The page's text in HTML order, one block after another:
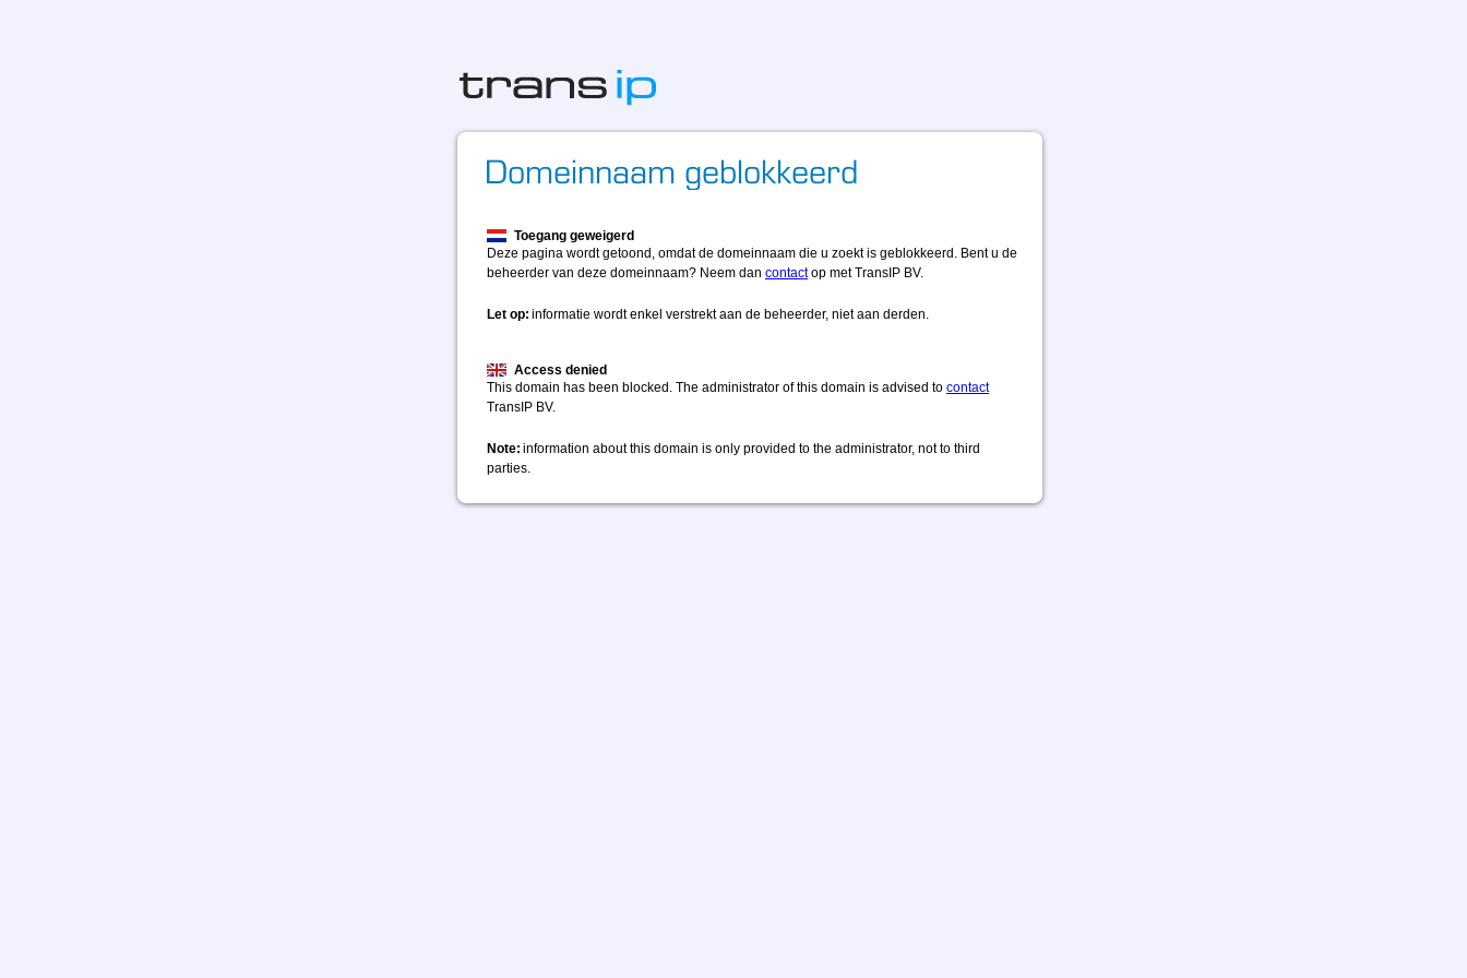
Toegang geweigerd
Deze pagina wordt getoond, omdat de domeinnaam die u zoekt is geblokkeerd. Bent u de
beheerder van deze domeinnaam? Neem dan contactop met TransIP BV.
Let op: informatie wordt enkel verstrekt aan de beheerder, niet aan derden.
Access denied
This domain has been blocked. The administrator of this domain is advised to contact
TransIP BV.
Note: information about this domain is only provided to the administrator, not to third
parties.